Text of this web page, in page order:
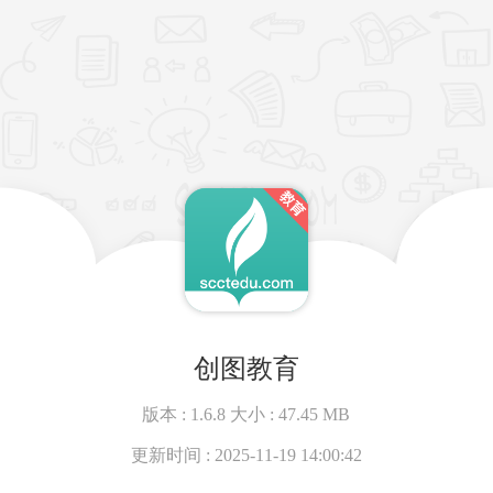
创图教育
版本 : 1.6.8 大小 :47.45 MB
更新时间 : 2025-11-19 14:00:42